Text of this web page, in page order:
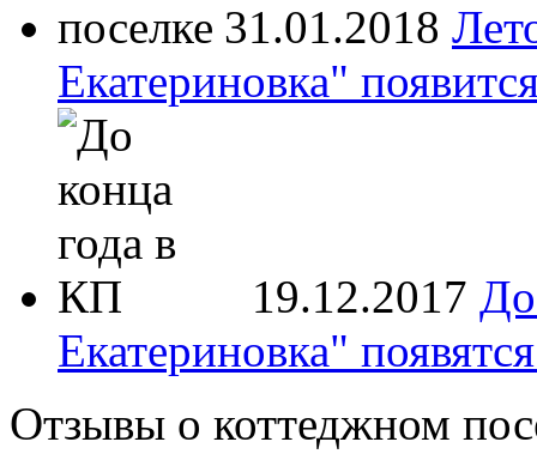
31.01.2018
Екатериновка"
19.12.2017
Екатериновка"
Отзывы о коттеджном